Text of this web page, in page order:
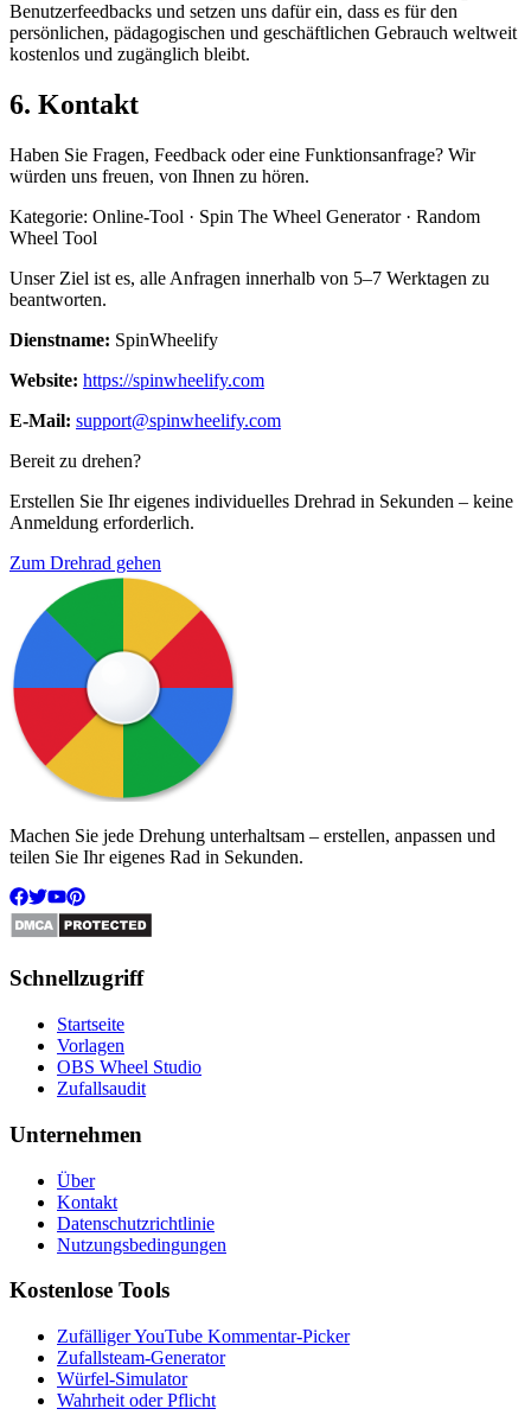
Benutzerfeedbacks und setzen uns dafür ein, dass es für den
persönlichen, pädagogischen und geschäftlichen Gebrauch weltweit
kostenlos und zugänglich bleibt.
6. Kontakt
Haben Sie Fragen, Feedback oder eine Funktionsanfrage? Wir
würden uns freuen, von Ihnen zu hören.
Kategorie: Online-Tool · Spin The Wheel Generator · Random
Wheel Tool
Unser Ziel ist es, alle Anfragen innerhalb von 5–7 Werktagen zu
beantworten.
Dienstname: SpinWheelify
Website: https://spinwheelify.com
E-Mail: support@spinwheelify.com
Bereit zu drehen?
Erstellen Sie Ihr eigenes individuelles Drehrad in Sekunden – keine
Anmeldung erforderlich.
Zum Drehrad gehen
Machen Sie jede Drehung unterhaltsam – erstellen, anpassen und
teilen Sie Ihr eigenes Rad in Sekunden.
Schnellzugriff
Startseite
Vorlagen
OBS Wheel Studio
Zufallsaudit
Unternehmen
Über
Kontakt
Datenschutzrichtlinie
Nutzungsbedingungen
Kostenlose Tools
Zufälliger YouTube Kommentar-Picker
Zufallsteam-Generator
Würfel-Simulator
Wahrheit oder Pflicht